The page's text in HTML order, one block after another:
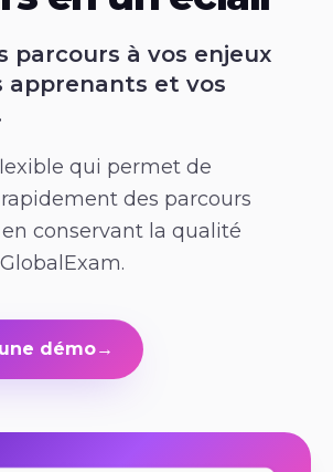
parcours à vos enjeux
apprenants et vos
qui permet de
des parcours
conservant la qualité
démo→